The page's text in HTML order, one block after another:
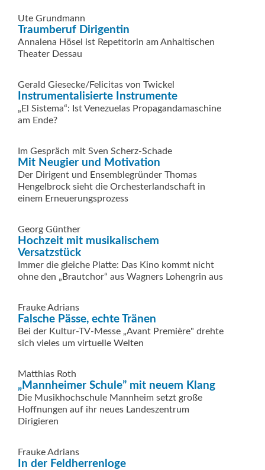
Ute Grundmann
Traumberuf Dirigentin
Annalena Hösel ist Repetitorin am Anhaltischen
Theater Dessau
Gerald Giesecke/Felicitas von Twickel
Instrumentalisierte Instrumente
„El Sistema“: Ist Venezuelas Propagandamaschine
am Ende?
Im Gespräch mit Sven Scherz-Schade
Mit Neugier und Motivation
Der Dirigent und Ensemblegründer Thomas
Hengelbrock sieht die Orchesterlandschaft in
einem Erneuerungsprozess
Georg Günther
Hochzeit mit musikalischem
Versatzstück
Immer die gleiche Platte: Das Kino kommt nicht
ohne den „Brautchor“ aus Wagners Lohengrin aus
Frauke Adrians
Falsche Pässe, echte Tränen
Bei der Kultur-TV-Messe „Avant Première" drehte
sich vieles um virtuelle Welten
Matthias Roth
„Mannheimer Schule” mit neuem Klang
Die Musikhochschule Mannheim setzt große
Hoffnungen auf ihr neues Landeszentrum
Dirigieren
Frauke Adrians
In der Feldherrenloge